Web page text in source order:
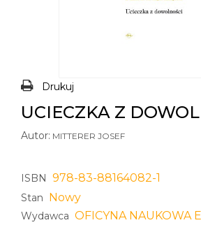
Drukuj
UCIECZKA Z
Autor: MITTERER JOSEF
ISBN 978-83-88164082-1
Stan Nowy
Wydawca OFICYNA NAUKOWA